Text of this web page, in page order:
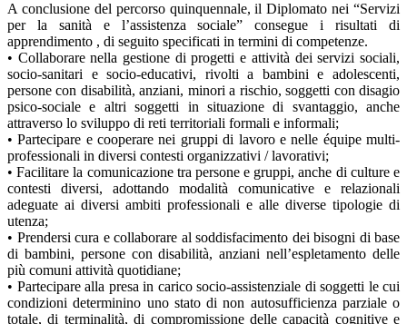
A conclusione del percorso quinquennale, il Diplomato nei “Servizi
per la sanità e l’assistenza sociale” consegue i risultati di
apprendimento , di seguito specificati in termini di competenze.
• Collaborare nella gestione di progetti e attività dei servizi sociali,
socio-sanitari e socio-educativi, rivolti a bambini e adolescenti,
persone con disabilità, anziani, minori a rischio, soggetti con disagio
psico-sociale e altri soggetti in situazione di svantaggio, anche
attraverso lo sviluppo di reti territoriali formali e informali;
• Partecipare e cooperare nei gruppi di lavoro e nelle équipe multi-
professionali in diversi contesti organizzativi / lavorativi;
• Facilitare la comunicazione tra persone e gruppi, anche di culture e
contesti diversi, adottando modalità comunicative e relazionali
adeguate ai diversi ambiti professionali e alle diverse tipologie di
utenza;
• Prendersi cura e collaborare al soddisfacimento dei bisogni di base
di bambini, persone con disabilità, anziani nell’espletamento delle
più comuni attività quotidiane;
• Partecipare alla presa in carico socio-assistenziale di soggetti le cui
condizioni determinino uno stato di non autosufficienza parziale o
totale, di terminalità, di compromissione delle capacità cognitive e